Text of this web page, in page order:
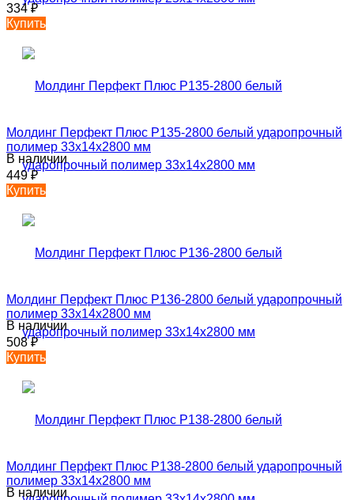
334₽
Купить
Молдинг Перфект Плюс P135-2800 белый ударопрочный
полимер 33х14х2800 мм
В наличии
449₽
Купить
Молдинг Перфект Плюс P136-2800 белый ударопрочный
полимер 33х14х2800 мм
В наличии
508₽
Купить
Молдинг Перфект Плюс P138-2800 белый ударопрочный
полимер 33х14х2800 мм
В наличии